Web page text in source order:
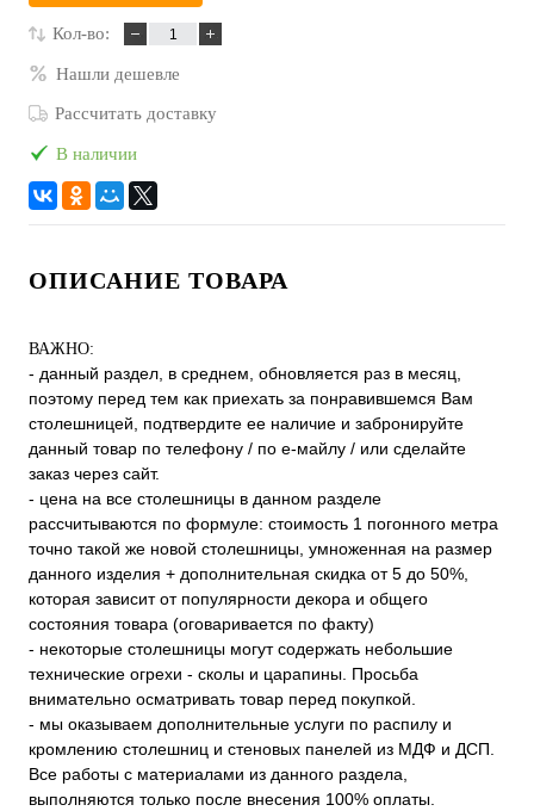
Кол-во:
Нашли дешевле
Рассчитать доставку
В наличии
ОПИСАНИЕ ТОВАРА
ВАЖНО:
- данный раздел, в среднем, обновляется раз в месяц,
поэтому перед тем как приехать за понравившемся Вам
столешницей, подтвердите ее наличие и забронируйте
данный товар по телефону / по е-майлу / или сделайте
заказ через сайт.
- цена на все столешницы в данном разделе
рассчитываются по формуле: стоимость 1 погонного метра
точно такой же новой столешницы, умноженная на размер
данного изделия + дополнительная скидка от 5 до 50%,
которая зависит от популярности декора и общего
состояния товара (оговаривается по факту)
- некоторые столешницы могут содержать небольшие
технические огрехи - сколы и царапины. Просьба
внимательно осматривать товар перед покупкой.
- мы оказываем дополнительные услуги по распилу и
кромлению столешниц и стеновых панелей из МДФ и ДСП.
Все работы с материалами из данного раздела,
выполняются только после внесения 100% оплаты.